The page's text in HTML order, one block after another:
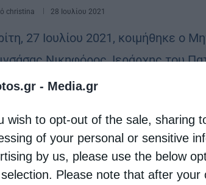
- Media.gr
wish to opt-out of the sale, sharing
of your personal or sensitive
by us, please use the below
Please note that after your
christina 28 Ιουλίου 2021
27 Ιουλίου 2021, κοιμήθηκε ο
Νικηφόρος, Ιεράρχης του
Ο Ιεράρχης, το
της Θεσσαλονίκης,
…